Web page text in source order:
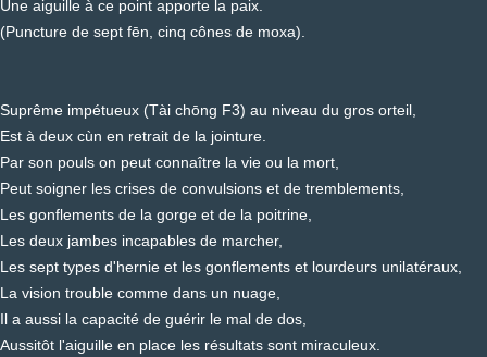
Une aiguille à ce point apporte la paix.
(Puncture de sept fēn, cinq cônes de moxa).
Suprême impétueux (Tài chōng F3) au niveau du gros orteil,
Est à deux cùn en retrait de la jointure.
Par son pouls on peut connaître la vie ou la mort,
Peut soigner les crises de convulsions et de tremblements,
Les gonflements de la gorge et de la poitrine,
Les deux jambes incapables de marcher,
Les sept types d'hernie et les gonflements et lourdeurs unilatéraux,
La vision trouble comme dans un nuage,
Il a aussi la capacité de guérir le mal de dos,
Aussitôt l'aiguille en place les résultats sont miraculeux.